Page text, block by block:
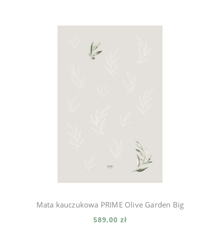
Mata kauczukowa PRIME Olive Garden Big
589,00 zł